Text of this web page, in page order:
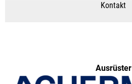
Kontakt
Ausrüster